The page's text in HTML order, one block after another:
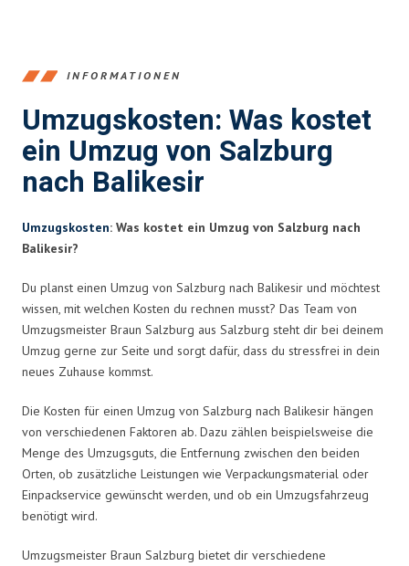
INFORMATIONEN
Umzugskosten: Was kostet
ein Umzug von Salzburg
nach Balikesir
Umzugskosten: Was kostet ein Umzug von Salzburg nach
Balikesir?
Du planst einen Umzug von Salzburg nach Balikesir und möchtest
wissen, mit welchen Kosten du rechnen musst? Das Team von
Umzugsmeister Braun Salzburg aus Salzburg steht dir bei deinem
Umzug gerne zur Seite und sorgt dafür, dass du stressfrei in dein
neues Zuhause kommst.
Die Kosten für einen Umzug von Salzburg nach Balikesir hängen
von verschiedenen Faktoren ab. Dazu zählen beispielsweise die
Menge des Umzugsguts, die Entfernung zwischen den beiden
Orten, ob zusätzliche Leistungen wie Verpackungsmaterial oder
Einpackservice gewünscht werden, und ob ein Umzugsfahrzeug
benötigt wird.
Umzugsmeister Braun Salzburg bietet dir verschiedene